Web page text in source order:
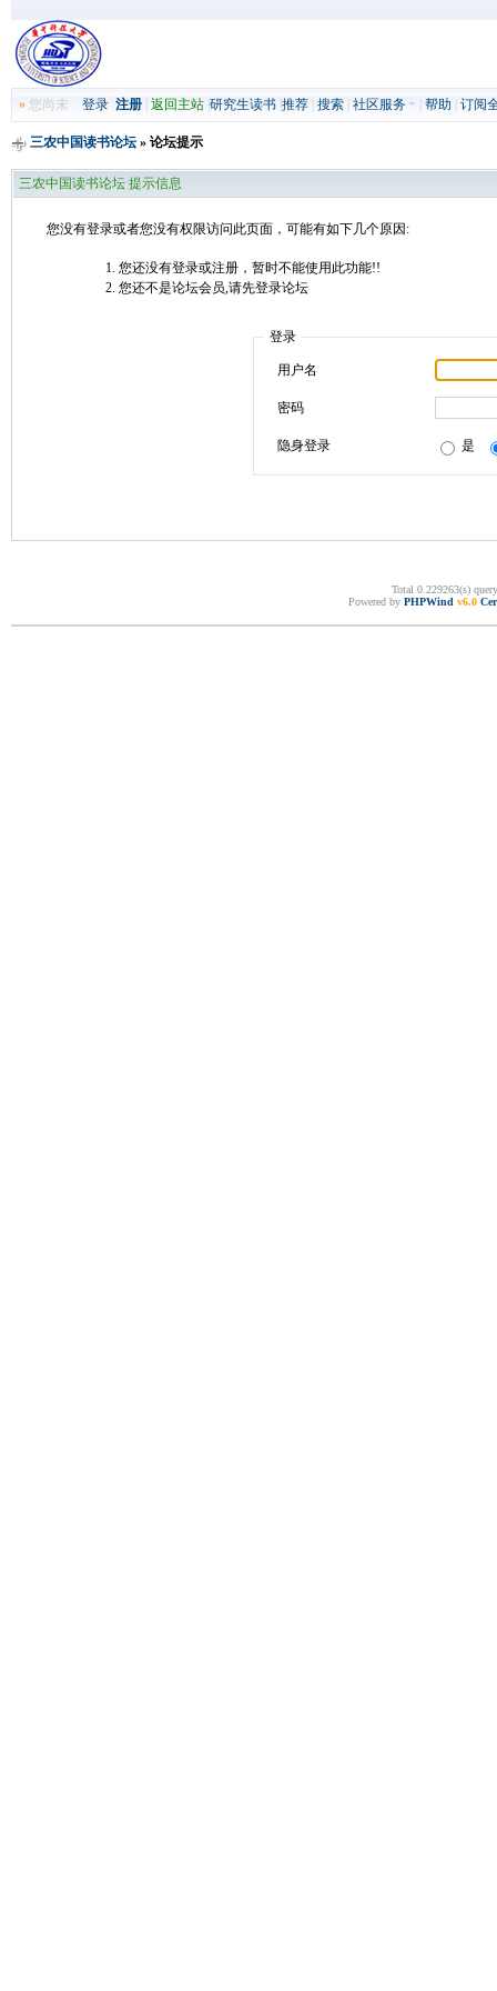
»您尚未 登录 注册| 返回主站| 研究生读书| 推荐| 搜索| 社区服务 帮助 订阅
三农中国读书论坛» 论坛提示
三农中国读书论坛 提示信息
您没有登录或者您没有权限访问此页面，可能有如下几个原因:
您还没有登录或注册，暂时不能使用此功能!!
您还不是论坛会员,请先登录论坛
登录
用户名
密码
隐身登录 是
Total 0.229263(s)
Powered by PHPWind v6.0